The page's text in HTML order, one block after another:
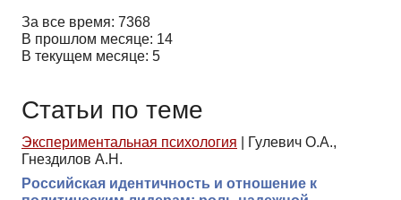
За все время: 7368
В прошлом месяце: 14
В текущем месяце: 5
Статьи по теме
Экспериментальная психология
Гулевич О.А.,
Гнездилов А.Н.
Российская идентичность и отношение к